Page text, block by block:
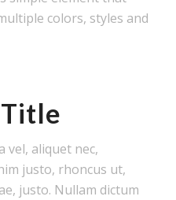
colors, styles and
vel, aliquet nec,
justo, rhoncus ut,
justo. Nullam dictum